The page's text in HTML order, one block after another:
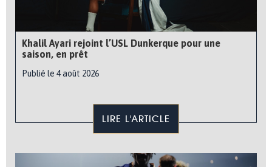
Khalil Ayari rejoint l’USL Dunkerque pour une
saison, en prêt
Publié le 4 août 2026
LIRE L'ARTICLE